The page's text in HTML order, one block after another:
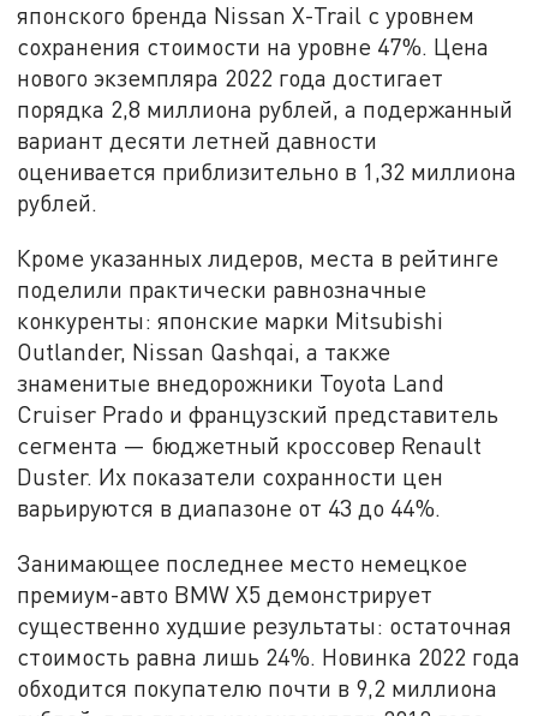
японского бренда Nissan X-Trail с уровнем
сохранения стоимости на уровне 47%. Цена
нового экземпляра 2022 года достигает
порядка 2,8 миллиона рублей, а подержанный
вариант десяти летней давности
оценивается приблизительно в 1,32 миллиона
рублей.
Кроме указанных лидеров, места в рейтинге
поделили практически равнозначные
конкуренты: японские марки Mitsubishi
Outlander, Nissan Qashqai, а также
знаменитые внедорожники Toyota Land
Cruiser Prado и французский представитель
сегмента — бюджетный кроссовер Renault
Duster. Их показатели сохранности цен
варьируются в диапазоне от 43 до 44%.
Занимающее последнее место немецкое
премиум-авто BMW X5 демонстрирует
существенно худшие результаты: остаточная
стоимость равна лишь 24%. Новинка 2022 года
обходится покупателю почти в 9,2 миллиона